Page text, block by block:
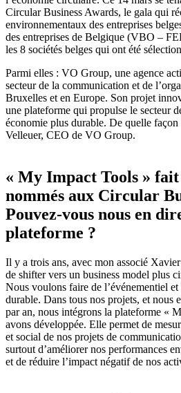
Circular Business Awards, le gala qui
environnementaux des entreprises
des entreprises de Belgique (VBO –
les 8 sociétés belges qui ont été
Parmi elles : VO Group, une agence
secteur de la communication et de
Bruxelles et en Europe. Son projet
une plateforme qui propulse le secteur
économie plus durable. De quelle
Velleuer, CEO de VO Group.
« My Impact Tools »
nommés aux Circular
Pouvez-vous nous en
plateforme ?
Il y a trois ans, avec mon associé
de shifter vers un business model plus
Nous voulons faire de l’événementiel
durable. Dans tous nos projets, et nous
par an, nous intégrons la plateforme «
avons développée. Elle permet de
et social de nos projets de
surtout d’améliorer nos performances
et de réduire l’impact négatif de nos